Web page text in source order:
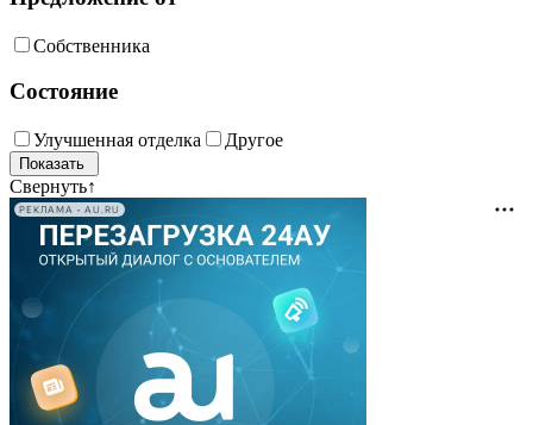
Собственника
Состояние
Улучшенная отделка Другое
Свернуть↑
РЕКЛАМА • AU.RU